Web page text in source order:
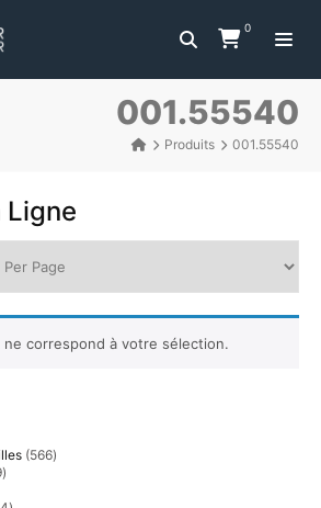
0
001.55540
Produits 001.55540
Ligne
correspond à votre sélection.
566566
489